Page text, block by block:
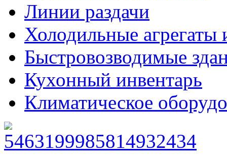
Линии раздачи
Холодильные агрегаты
Быстровозводимые
Кухонный инвентарь
Климатическое